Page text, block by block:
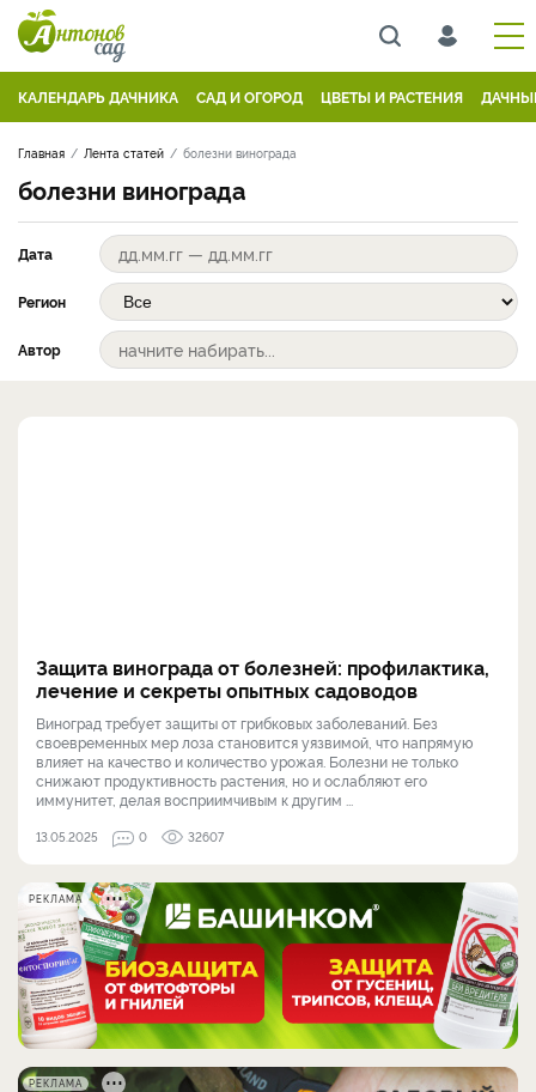
КАЛЕНДАРЬ ДАЧНИКА САД И ОГОРОД ЦВЕТЫ И РАСТЕНИЯ
Главная Лента статей болезни винограда
болезни винограда
Дата
Регион
Автор
Защита винограда от болезней: профилактика,
лечение и секреты опытных садоводов
Виноград требует защиты от грибковых заболеваний. Без
своевременных мер лоза становится уязвимой, что напрямую
влияет на качество и количество урожая. Болезни не только
снижают продуктивность растения, но и ослабляют его
иммунитет, делая восприимчивым к другим ...
13.05.2025 0 32607
РЕКЛАМА
РЕКЛАМА